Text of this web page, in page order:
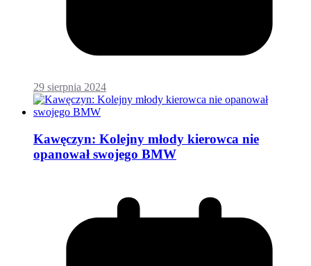
29 sierpnia 2024
Kawęczyn: Kolejny młody kierowca nie
opanował swojego BMW